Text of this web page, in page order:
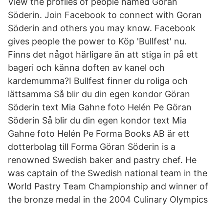
Söderin. Join Facebook to connect with Goran
Söderin and others you may know. Facebook
gives people the power to Köp 'Bullfest' nu.
Finns det något härligare än att stiga in på ett
bageri och känna doften av kanel och
kardemumma?I Bullfest finner du roliga och
lättsamma Så blir du din egen kondor Göran
Söderin text Mia Gahne foto Helén Pe Göran
Söderin Så blir du din egen kondor text Mia
Gahne foto Helén Pe Forma Books AB är ett
dotterbolag till Forma Göran Söderin is a
renowned Swedish baker and pastry chef. He
was captain of the Swedish national team in the
World Pastry Team Championship and winner of
the bronze medal in the 2004 Culinary Olympics